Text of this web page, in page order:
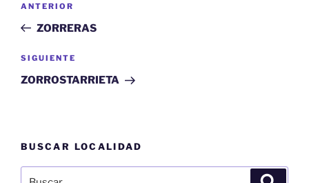
entradas
Entrada
anterior:
ANTERIOR
ZORRERAS
Siguiente
entrada
SIGUIENTE
ZORROSTARRIETA
BUSCAR LOCALIDAD